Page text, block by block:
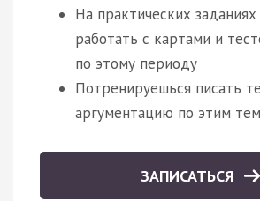
На практических
работать с картами и
по этому периоду
Потренируешься писать
аргументацию по этим
ЗАПИСАТЬСЯ